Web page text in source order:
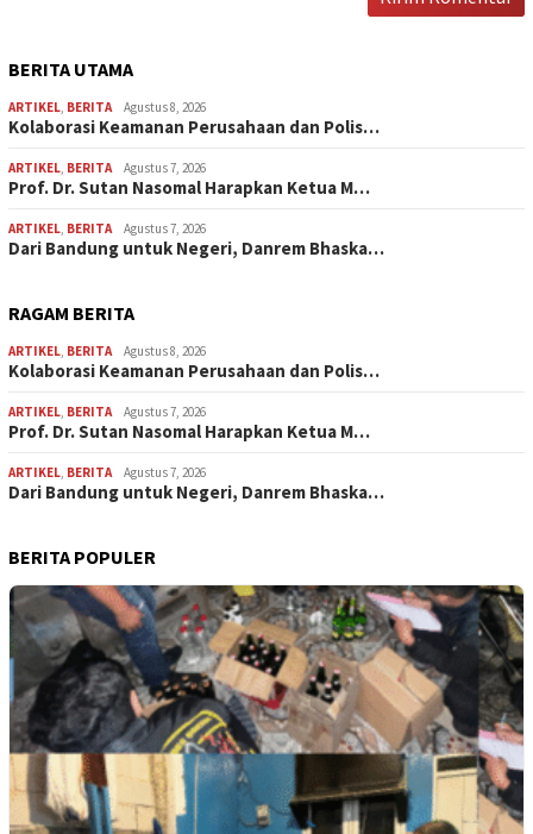
BERITA UTAMA
ARTIKEL, BERITA Agustus 8, 2026
Kolaborasi Keamanan Perusahaan dan Polis…
ARTIKEL, BERITA Agustus 7, 2026
Prof. Dr. Sutan Nasomal Harapkan Ketua M…
ARTIKEL, BERITA Agustus 7, 2026
Dari Bandung untuk Negeri, Danrem Bhaska…
RAGAM BERITA
ARTIKEL, BERITA Agustus 8, 2026
Kolaborasi Keamanan Perusahaan dan Polis…
ARTIKEL, BERITA Agustus 7, 2026
Prof. Dr. Sutan Nasomal Harapkan Ketua M…
ARTIKEL, BERITA Agustus 7, 2026
Dari Bandung untuk Negeri, Danrem Bhaska…
BERITA POPULER